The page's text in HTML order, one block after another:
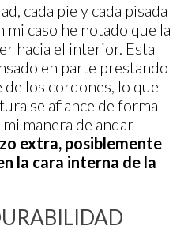
cada pie y cada pisada
caso he notado que la
hacia el interior. Esta
en parte prestando
los cordones, lo que
se afiance de forma
manera de andar
extra, posiblemente
la cara interna de la